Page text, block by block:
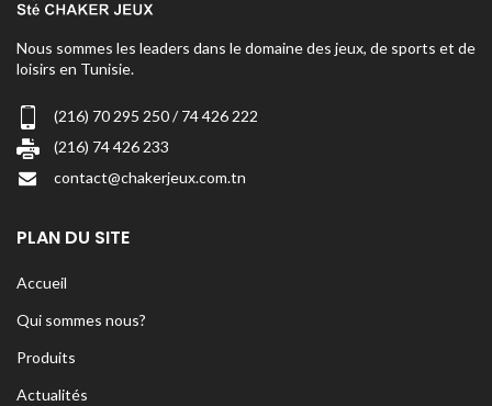
Nous sommes les leaders dans le domaine des jeux, de sports et de
loisirs en Tunisie.
(216) 70 295 250 / 74 426 222
(216) 74 426 233
contact@chakerjeux.com.tn
PLAN DU SITE
Accueil
Qui sommes nous?
Produits
Actualités